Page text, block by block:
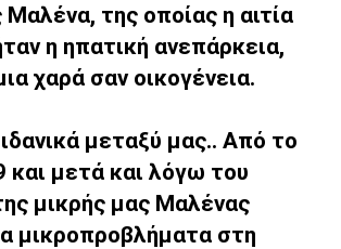
Μαλένα, της οποίας η αιτία
η ηπατική ανεπάρκεια,
χαρά σαν οικογένεια.
μεταξύ μας.. Από το
και μετά και λόγω του
μικρής μας Μαλένας
μικροπροβλήματα στη